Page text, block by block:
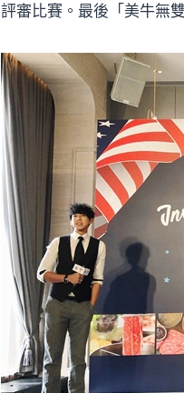
評審比賽。最後「美牛無